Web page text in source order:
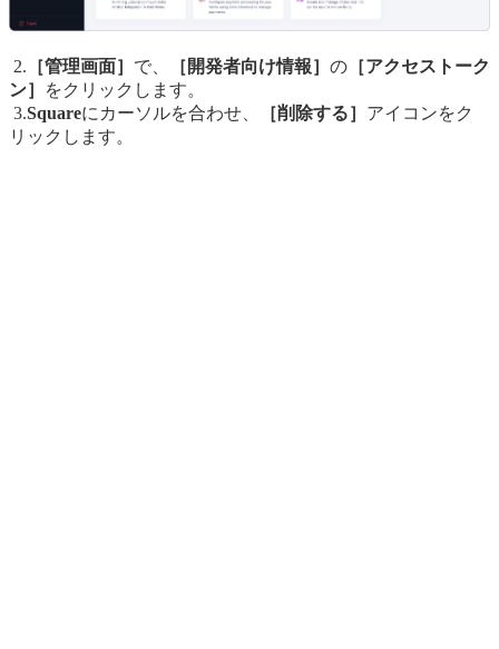
2. ［管理画面］ で、 ［開発者向け情報］ の ［アクセストーク
ン］
をクリックします。
3.Squareにカーソルを合わせ、 ［削除する］ アイコンをク
リックします。